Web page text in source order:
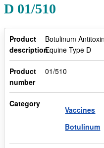
D 01/510
Product
description
Botulinum Antitoxin
Equine Type D
Product
number
01/510
Category
Vaccines
Botulinum